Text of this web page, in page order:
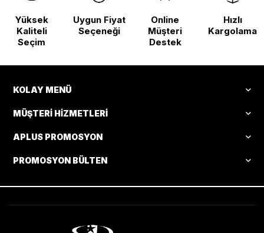
Yüksek
Kaliteli
Seçim
Uygun Fiyat
Seçeneği
Online
Müşteri
Destek
Hızlı
Kargolama
KOLAY MENÜ
MÜŞTERI HIZMETLERI
APLUS PROMOSYON
PROMOSYON BÜLTEN